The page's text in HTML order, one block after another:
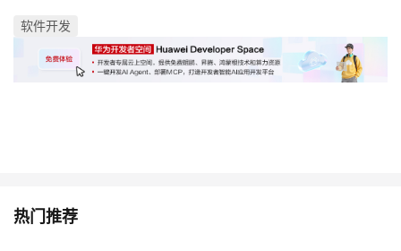
软件开发
热门推荐